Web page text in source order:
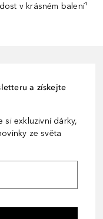
v krásném balení¹
a získejte
si exkluzivní dárky,
ze světa